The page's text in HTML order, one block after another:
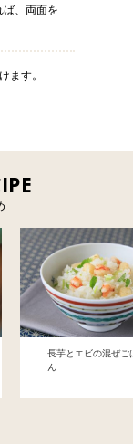
、両面を
ます。
長芋とエビの混ぜご
ん